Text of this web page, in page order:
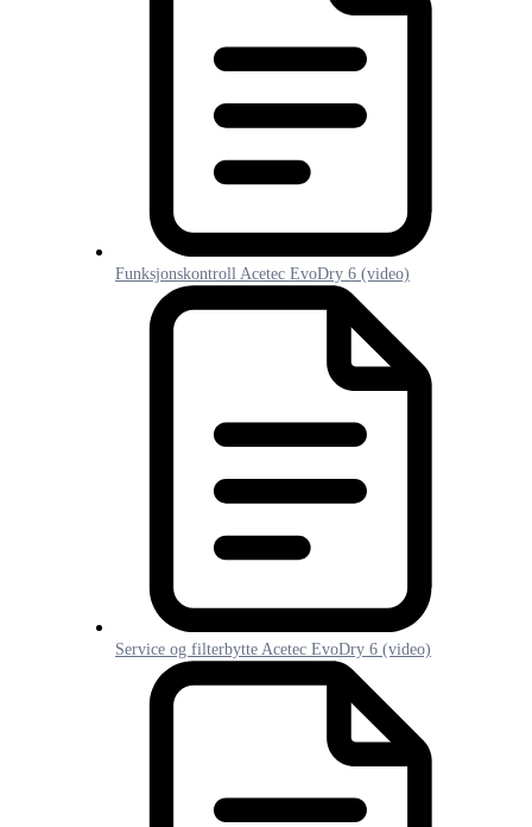
Funksjonskontroll Acetec EvoDry 6 (video)
Service og filterbytte Acetec EvoDry 6 (video)